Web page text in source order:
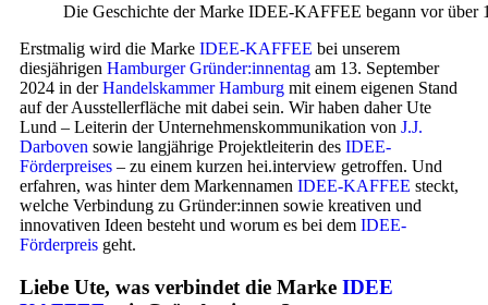
Die Geschichte der Marke IDEE-KAFFEE begann vor über
Erstmalig wird die Marke IDEE-KAFFEE bei unserem
diesjährigen Hamburger Gründer:innentag am 13. September
2024 in derHandelskammer Hamburg mit einem eigenen Stand
auf der Ausstellerfläche mit dabei sein. Wir haben daher Ute
Lund – Leiterin der Unternehmenskommunikation von J.J.
Darboven sowie langjährige Projektleiterin des IDEE-
Förderpreises – zu einem kurzen hei.interview getroffen. Und
erfahren, was hinter dem Markennamen IDEE-KAFFEE steckt,
welche Verbindung zu Gründer:innen sowie kreativen und
innovativen Ideen besteht und worum es bei dem IDEE-
Förderpreis geht.
Liebe Ute, was verbindet die Marke IDEE